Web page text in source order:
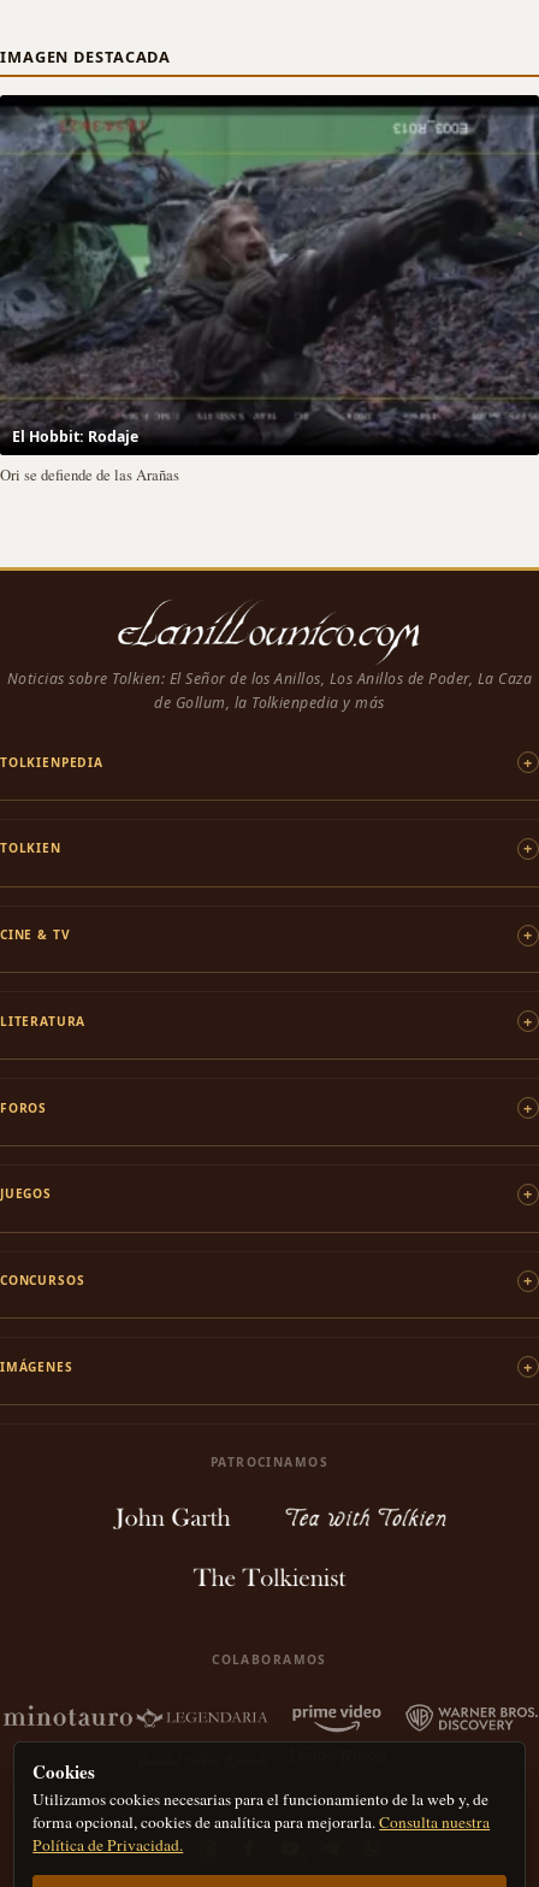
IMAGEN DESTACADA
El Hobbit: Rodaje
Ori se defiende de las Arañas
Noticias sobre Tolkien: El Señor de los Anillos, Los Anillos de Poder, La Caza
de Gollum, la Tolkienpedia y más
TOLKIENPEDIA
TOLKIEN
CINE & TV
LITERATURA
FOROS
JUEGOS
CONCURSOS
IMÁGENES
PATROCINAMOS
COLABORAMOS
Cookies
Utilizamos cookies necesarias para el funcionamiento de la web y, de
forma opcional, cookies de analítica para mejorarla.Consulta nuestra
Política de Privacidad.